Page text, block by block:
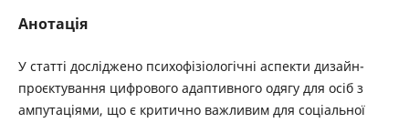
Анотація
У статті досліджено психофізіологічні аспекти дизайн-
проєктування цифрового адаптивного одягу для осіб з
ампутаціями, що є критично важливим для соціальної